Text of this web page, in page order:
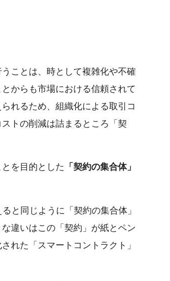
ことは、時として複雑化や不確
からも市場における信頼されて
れるため、組織化による取引コ
トの削減は詰まるところ「契
を目的とした 「契約の集合体」
と同じように「契約の集合体」
違いはこの「契約」が紙とペン
れた「スマートコントラクト」